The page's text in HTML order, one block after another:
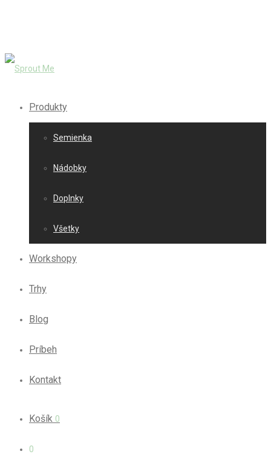
Produkty
Semienka
Nádobky
Doplnky
Všetky
Workshopy
Trhy
Blog
Príbeh
Kontakt
Košík 0
0